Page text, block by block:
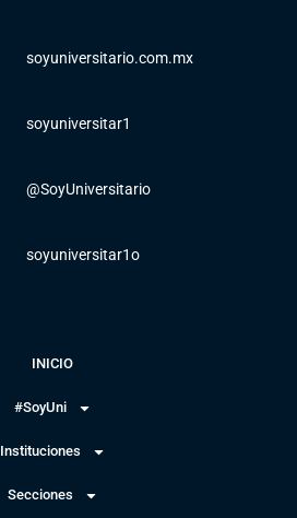
soyuniversitario.com.mx
soyuniversitar1
@SoyUniversitario
soyuniversitar1o
INICIO
#SoyUni
Instituciones
Secciones